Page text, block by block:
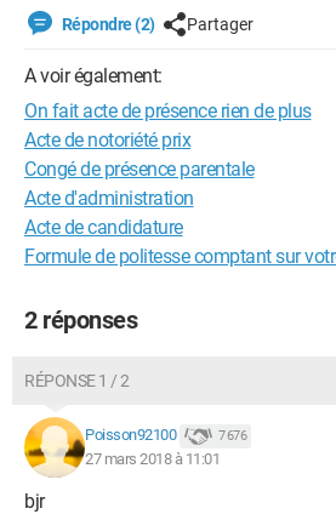
Répondre (2) Partager
A voir également:
On fait acte de présence rien de plus
Acte de notoriété prix
Congé de présence parentale
Acte d'administration
Acte de candidature
Formule de politesse comptant sur
2 réponses
RÉPONSE 1 / 2
Poisson92100 7 676
27 mars 2018 à 11:01
bjr